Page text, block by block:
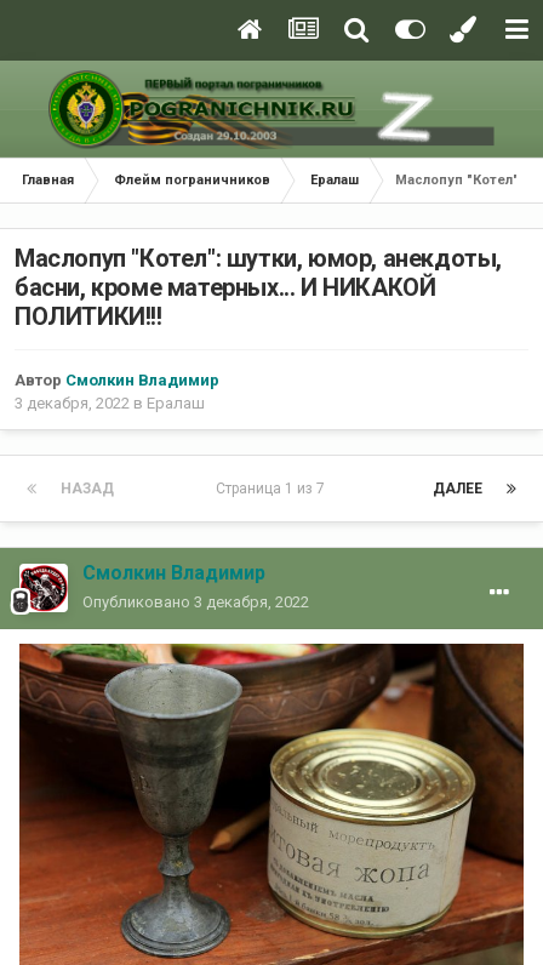
Главная Флейм пограничников Ералаш Маслопуп "Котел":
Маслопуп "Котел": шутки, юмор, анекдоты,
басни, кроме матерных... И НИКАКОЙ
ПОЛИТИКИ!!!
Автор Смолкин Владимир
3 декабря, 2022 в Ералаш
НАЗАД ДАЛЕЕ
Страница 1 из 7
Смолкин Владимир
Опубликовано 3 декабря, 2022